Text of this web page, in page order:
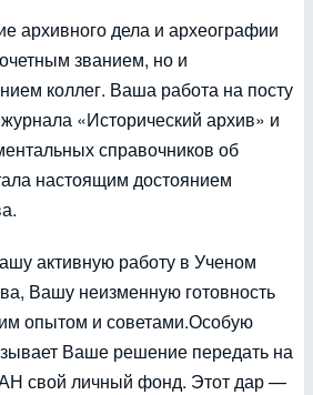
архивного дела и археографии
званием, но и
коллег. Ваша работа на посту
«Исторический архив» и
справочников об
настоящим достоянием
активную работу в Ученом
Вашу неизменную готовность
опытом и советами.Особую
Ваше решение передать на
свой личный фонд. Этот дар —